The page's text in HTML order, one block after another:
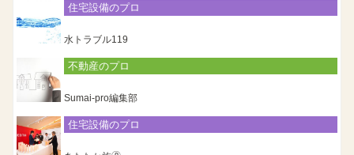
住宅設備のプロ
水トラブル119
不動産のプロ
Sumai-pro編集部
住宅設備のプロ